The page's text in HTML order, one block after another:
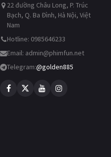
22 đường Châu Long, P. Trúc
Bạch, Q. Ba Đình, Hà Nội, Việt
Nam
Hotline: 0985646233
Email: admin@phimfun.net
Telegram:@golden885